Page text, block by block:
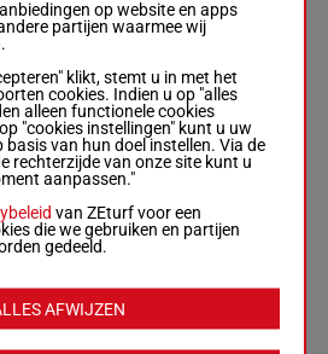
8p (22) 2p
4p 3p 1p
3p 7p 10p
1p 3p
7
(22) 4p 4p
2p 1p 3p
5p 1p 1p
1p 3p 4p
op website en apps
partijen waarmee wij
klikt, stemt u in met het
cookies. Indien u op "alles
alleen functionele cookies
"cookies instellingen" kunt u uw
van hun doel instellen. Via de
rechterzijde van onze site kunt u
aanpassen."
van ZEturf voor een
die we gebruiken en partijen
gedeeld.
AFWIJZEN